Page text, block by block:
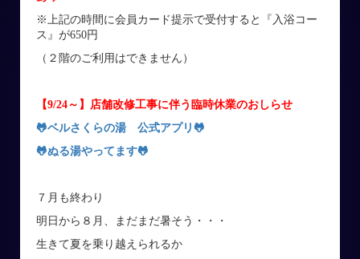
※上記の時間に会員カード提示で受付すると『入浴コー
ス』が650円
（２階のご利用はできません）
【9/24～】店舗改修工事に伴う臨時休業のおしらせ
🐸ベルさくらの湯 公式アプリ 🐸
🐸ぬる湯やってます🐸
７月も終わり
明日から８月、まだまだ暑そう・・・
生きて夏を乗り越えられるか